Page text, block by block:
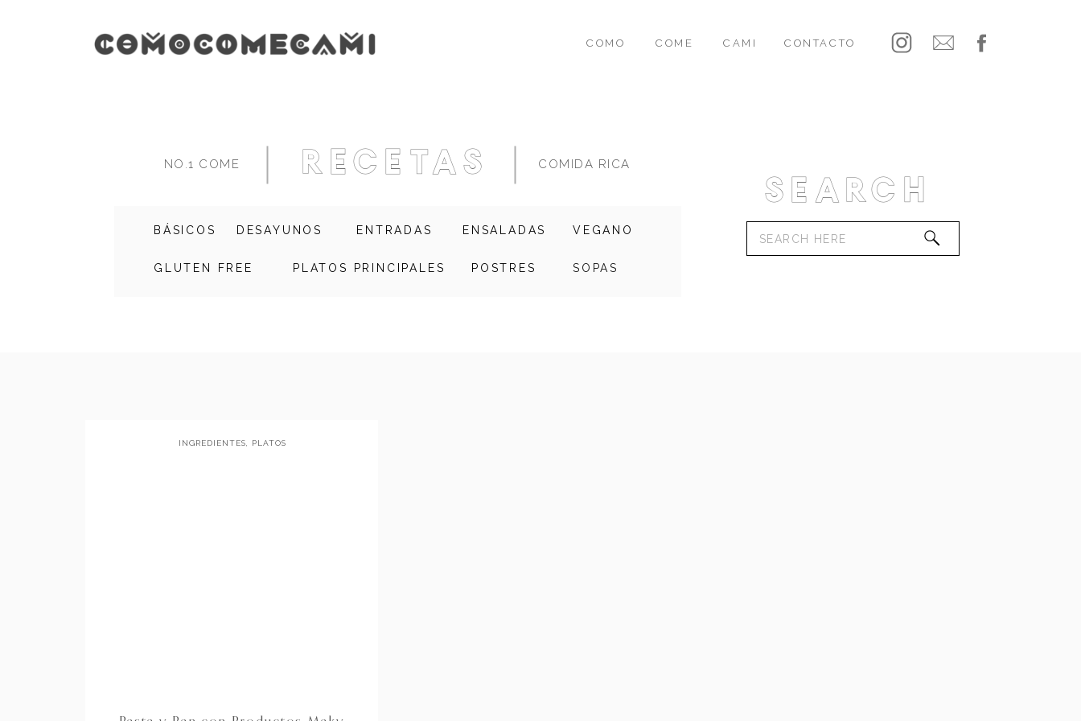
CONTACTO
COME CAMI
COMO
DESAYUNOS ENTRADAS ENSALADAS
GLUTEN FREE PLATOS PRINCIPALES POSTRES SOPAS
VEGANO
BÁSICOS
COMIDA RICA
recetas
NO.1 COME Search
Search
INGREDIENTES
PLATOS